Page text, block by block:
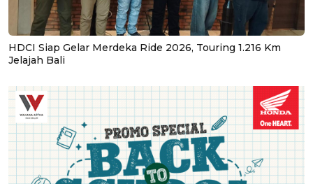
HDCI Siap Gelar Merdeka Ride 2026, Touring 1.216 Km
Jelajah Bali